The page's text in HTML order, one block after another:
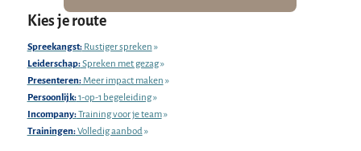
Kies je route
Spreekangst:Rustiger spreken »
Leiderschap:Spreken met gezag»
Presenteren:Meer impact maken »
Persoonlijk:1-op-1 begeleiding»
Incompany:Training voor je team»
Trainingen:Volledig aanbod»